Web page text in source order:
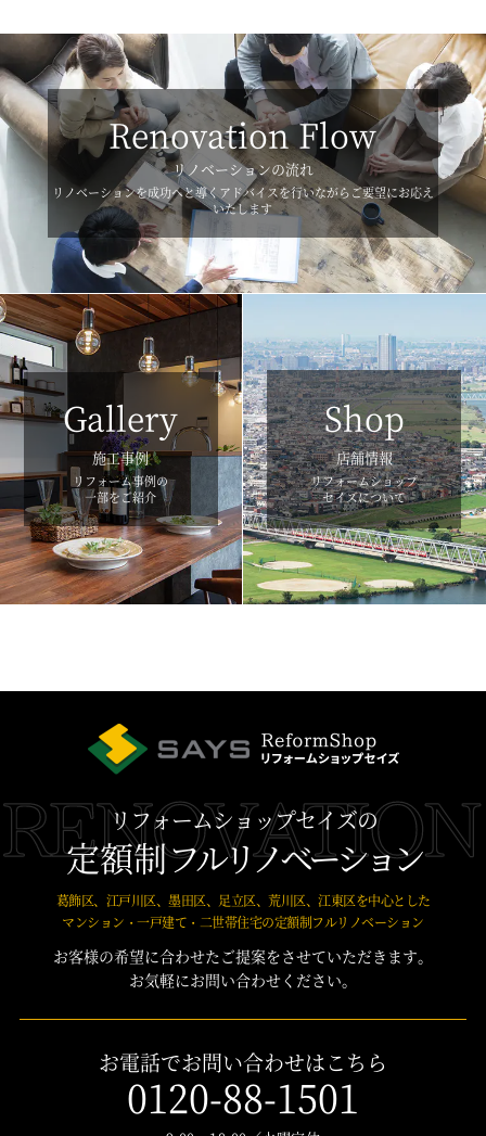
Renovation Flow
リノベーションの流れ
リノベーションを成功へと導くアドバイスを行いながらご要望にお応え
いたします
Gallery
施工事例
リフォーム事例の
一部をご紹介
Shop
店舗情報
リフォームショップ
セイズについて
リフォームショップセイズの
定額制フルリノベーション
葛飾区、江戸川区、墨田区、足立区、荒川区、江東区を中心とした
マンション・一戸建て・二世帯住宅の定額制フルリノベーション
お客様の希望に合わせたご提案をさせていただきます。
お気軽にお問い合わせください。
お電話でお問い合わせはこちら
0120-88-1501